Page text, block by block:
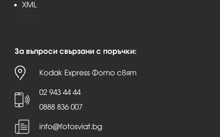
XML
За въпроси свързани с поръчки:
Kodak Express Фото свят
02 943 44 44
0888 836 007
info@fotosviat.bg